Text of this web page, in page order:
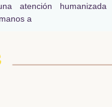
atención
a